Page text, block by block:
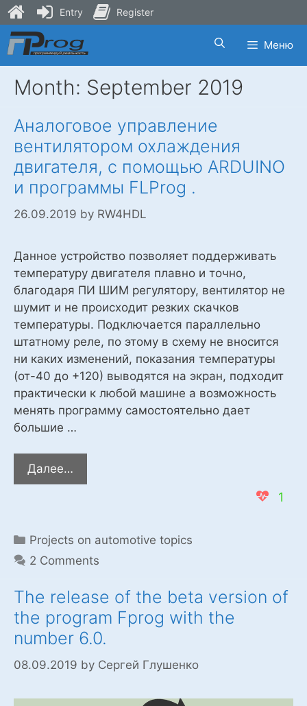
Skip
to
content
Меню
Month: September 2019
Аналоговое управление
вентилятором охлаждения
двигателя, с помощью ARDUINO
и программы FLProg .
26.09.2019 by RW4HDL
Данное устройство позволяет поддерживать
температуру двигателя плавно и точно,
благодаря ПИ ШИМ регулятору, вентилятор не
шумит и не происходит резких скачков
температуры. Подключается параллельно
штатному реле, по этому в схему не вносится
ни каких изменений, показания температуры
(от-40 до +120) выводятся на экран, подходит
практически к любой машине а возможность
менять программу самостоятельно дает
большие …
Далее…
управление
двигателя,
и
программы
FLProg
.
1
Categories
Projects on automotive topics
2 Comments
The release of the beta version of
the program Fprog with the
number 6.0.
08.09.2019 by Сергей Глушенко
Entry Register